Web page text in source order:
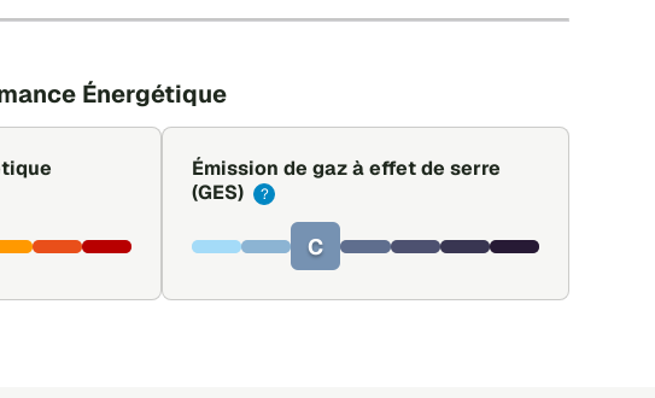
Énergétique
Émission de gaz à effet de serre
(GES)
?
C